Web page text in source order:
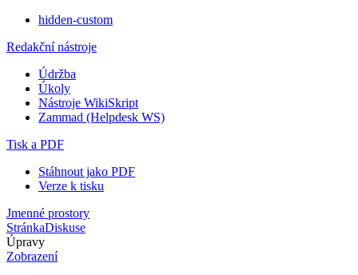
hidden-custom
Redakční nástroje
Údržba
Úkoly
Nástroje WikiSkript
Zammad (Helpdesk WS)
Tisk a PDF
Stáhnout jako PDF
Verze k tisku
Jmenné prostory
StránkaDiskuse
Úpravy
Zobrazení